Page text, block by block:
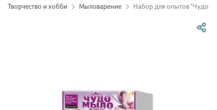
Творчество и хобби Мыловарение Набор для опытов "Чудо-